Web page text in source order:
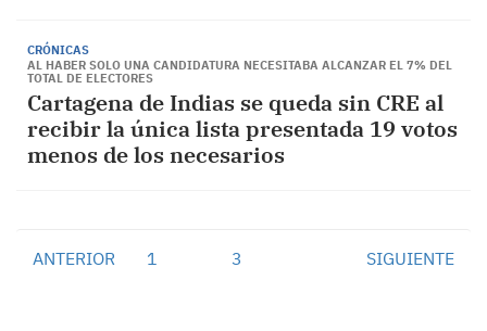
CRÓNICAS
AL HABER SOLO UNA CANDIDATURA NECESITABA ALCANZAR EL 7% DEL
TOTAL DE ELECTORES
Cartagena de Indias se queda sin CRE al
recibir la única lista presentada 19 votos
menos de los necesarios
ANTERIOR 1 3 SIGUIENTE